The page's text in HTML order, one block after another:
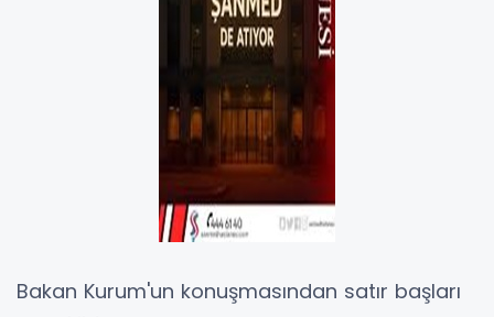
Bakan Kurum'un konuşmasından satır başları